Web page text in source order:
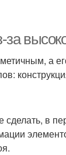
а
сделать, в